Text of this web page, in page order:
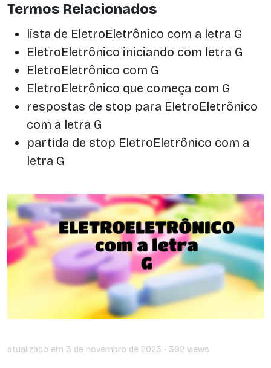
Termos Relacionados
lista de EletroEletrônico com a letra G
EletroEletrônico iniciando com letra G
EletroEletrônico com G
EletroEletrônico que começa com G
respostas de stop para EletroEletrônico
com a letra G
partida de stop EletroEletrônico com a
letra G
atualizado em 3 de novembro de 2023 • 392 views